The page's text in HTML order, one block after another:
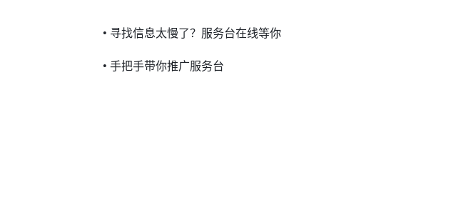
• 寻找信息太慢了？服务台在线等你
• 手把手带你推广服务台